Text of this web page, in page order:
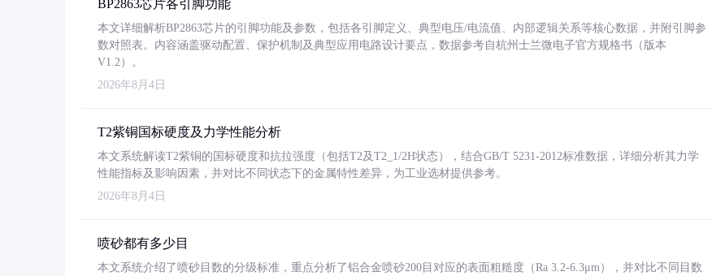
BP2863芯片各引脚功能
本文详细解析BP2863芯片的引脚功能及参数，包括各引脚定义、典型电压/电流值、内部逻辑关系等核心数据，并附引脚参
数对照表。内容涵盖驱动配置、保护机制及典型应用电路设计要点，数据参考自杭州士兰微电子官方规格书（版本
V1.2）。
2026年8月4日
T2紫铜国标硬度及力学性能分析
本文系统解读T2紫铜的国标硬度和抗拉强度（包括T2及T2_1/2H状态），结合GB/T 5231-2012标准数据，详细分析其力学
性能指标及影响因素，并对比不同状态下的金属特性差异，为工业选材提供参考。
2026年8月4日
喷砂都有多少目
本文系统介绍了喷砂目数的分级标准，重点分析了铝合金喷砂200目对应的表面粗糙度（Ra 3.2-6.3μm），并对比不同目数